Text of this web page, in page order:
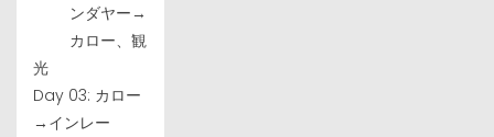
ンダヤー→
カロー、観
光
Day 03: カロー
→インレー